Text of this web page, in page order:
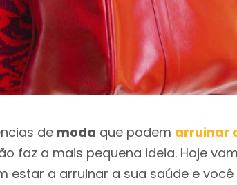
de moda que podem arruinar
faz a mais pequena ideia. Hoje
estar a arruinar a sua saúde e